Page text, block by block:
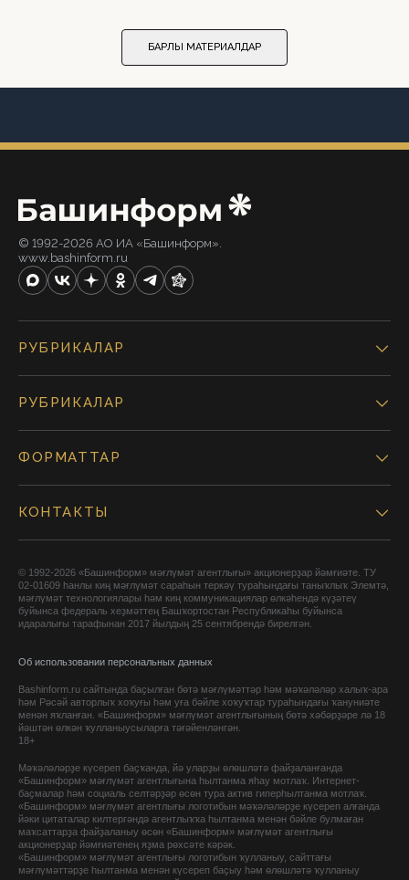
БАРЛЫҠ МАТЕРИАЛДАР
© 1992-2026 АО ИА «Башинформ».
www.bashinform.ru
РУБРИКАЛАР
РУБРИКАЛАР
ФОРМАТТАР
КОНТАКТЫ
© 1992-2026 «Башинформ» мәғлүмәт агентлығы» акционерҙар йәмғиәте. ТУ
02-01609 һанлы киң мәғлүмәт сараһын теркәү тураһындағы таныҡлыҡ Элемтә,
мәғлүмәт технологиялары һәм киң коммуникациялар өлкәһендә күҙәтеү
буйынса федераль хеҙмәттең Башҡортостан Республикаһы буйынса
идаралығы тарафынан 2017 йылдың 25 сентябрендә бирелгән.
Об использовании персональных данных
Bashinform.ru сайтында баҫылған бөтә мәғлүмәттәр һәм мәҡәләләр халыҡ-ара
һәм Рәсәй авторлыҡ хоҡуғы һәм уға бәйле хоҡуҡтар тураһындағы ҡануниәте
менән яҡланған. «Башинформ» мәғлүмәт агентлығының бөтә хәбәрҙәре лә 18
йәштән өлкән ҡулланыусыларға тәғәйенләнгән.
18+
Мәҡәләләрҙе күсереп баҫҡанда, йә уларҙы өлөшләтә файҙаланғанда
«Башинформ» мәғлүмәт агентлығына һылтанма яһау мотлаҡ. Интернет-
баҫмалар һәм социаль селтәрҙәр өсөн тура актив гиперһылтанма мотлаҡ.
«Башинформ» мәғлүмәт агентлығы логотибын мәҡәләләрҙе күсереп алғанда
йәки цитаталар килтергәндә агентлыҡҡа һылтанма менән бәйле булмаған
маҡсаттарҙа файҙаланыу өсөн «Башинформ» мәғлүмәт агентлығы
акционерҙар йәмғиәтенең яҙма рөхсәте кәрәк.
«Башинформ» мәғлүмәт агентлығы логотибын ҡулланыу, сайттағы
мәғлүмәттәрҙе һылтанма менән күсереп баҫыу һәм өлөшләтә ҡулланыу